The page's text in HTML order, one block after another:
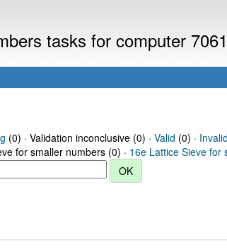
tasks for computer
(0) · Validation inconclusive (0) · Valid (0) · Invalid
for smaller numbers (0) · 16e Lattice Sieve for